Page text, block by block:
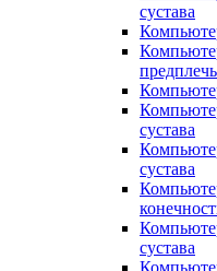
сустава
сустава
сустава
сустава